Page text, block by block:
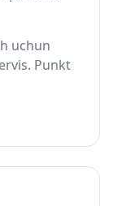
uchun
Punkt